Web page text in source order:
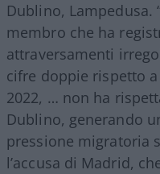
Dublino, Lampedusa.
membro che ha
attraversamenti
cifre doppie rispetto
2022, … non ha
Dublino, generando
pressione migratoria
l’accusa di Madrid,